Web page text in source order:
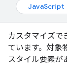
JavaScript
カスタマイズで
ています。対象
スタイル要素が